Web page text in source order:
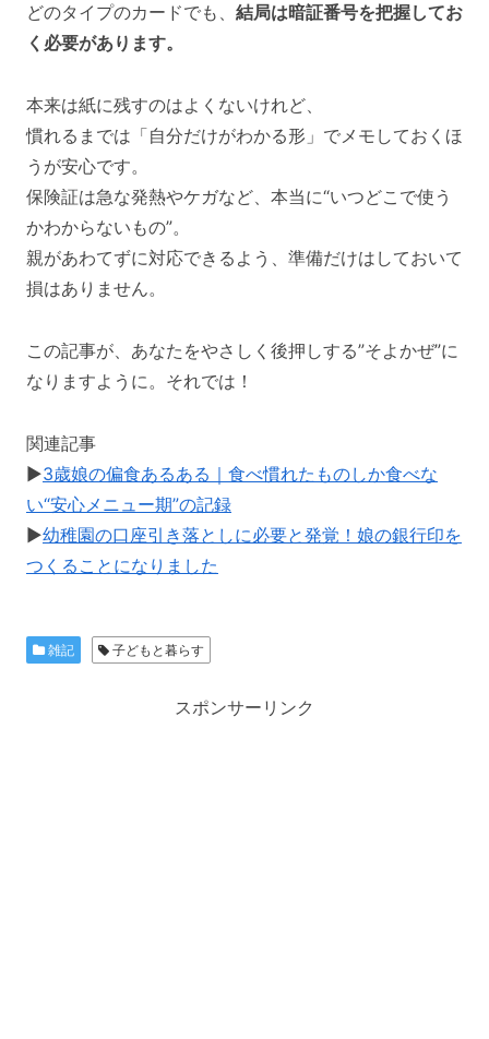
どのタイプのカードでも、 結局は暗証番号を把握してお
く必要があります。
本来は紙に残すのはよくないけれど、
慣れるまでは「自分だけがわかる形」でメモしておくほ
うが安心です。
保険証は急な発熱やケガなど、本当に“いつどこで使う
かわからないもの”。
親があわてずに対応できるよう、準備だけはしておいて
損はありません。
この記事が、あなたをやさしく後押しする”そよかぜ”に
なりますように。それでは！
関連記事
▶3歳娘の偏食あるある｜食べ慣れたものしか食べな
い“安心メニュー期”の記録
▶幼稚園の口座引き落としに必要と発覚！娘の銀行印を
つくることになりました
雑記 子どもと暮らす
スポンサーリンク